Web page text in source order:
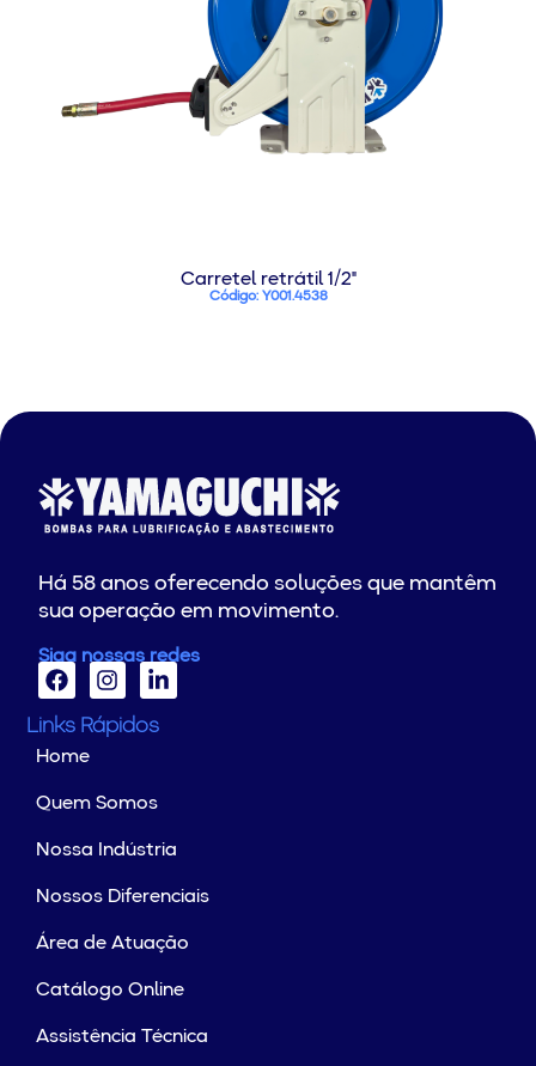
Carretel retrátil 1/2"
Código: Y001.4538
Há 58 anos oferecendo soluções que mantêm
sua operação em movimento.
Siga nossas redes
Links Rápidos
Home
Quem Somos
Nossa Indústria
Nossos Diferenciais
Área de Atuação
Catálogo Online
Assistência Técnica